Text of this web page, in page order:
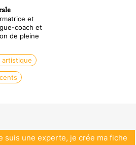
et
coach et
de pleine
artistique
suis une experte, je crée ma fiche